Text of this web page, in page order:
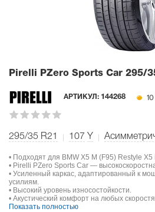
Pirelli PZero Sports Car 295/
АРТИКУЛ: 144268
295/35 R21 107 Y
• Подходят для BMW X5 M (F95) Restyle
• Pirelli PZero Sports Car —
• Усиленный каркас, адаптированный к
усилиям.
• Высокий уровень износостойкости.
• Акустический комфорт на любых
Показать полностью